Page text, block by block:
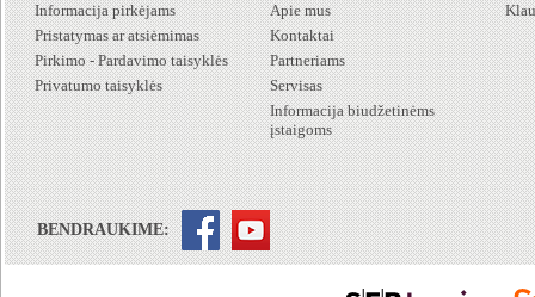
Informacija pirkėjams
Pristatymas ar atsiėmimas
Pirkimo - Pardavimo taisyklės
Privatumo taisyklės
Apie mus
Kontaktai
Partneriams
Servisas
Informacija biudžetinėms
įstaigoms
BENDRAUKIME: